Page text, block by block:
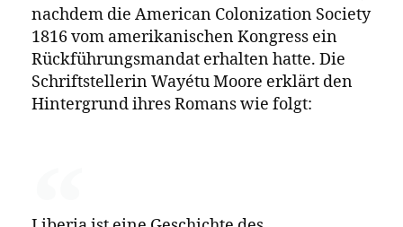
Alle Leser:innen, die das in Abrede stellen
oder diskutieren wollen, werden gebeten,
sichhieroderhieroder hierzu informieren
und zu bilden.